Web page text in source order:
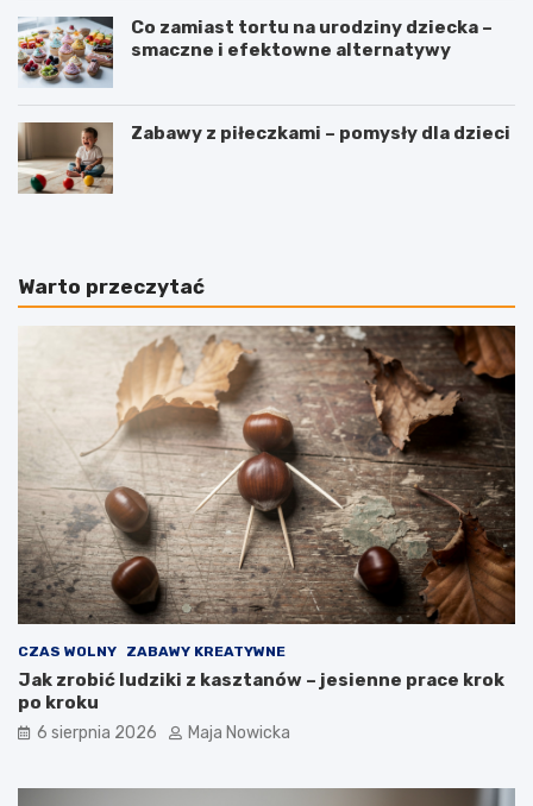
Co zamiast tortu na urodziny dziecka –
smaczne i efektowne alternatywy
Zabawy z piłeczkami – pomysły dla dzieci
Warto przeczytać
CZAS WOLNY ZABAWY KREATYWNE
Jak zrobić ludziki z kasztanów – jesienne prace krok
po kroku
6 sierpnia 2026 Maja Nowicka